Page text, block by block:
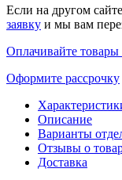
Если на другом
заявку и мы вам
Оплачивайте товары
Оформите рассрочку
Описание
Варианты
Отзывы о
Доставка